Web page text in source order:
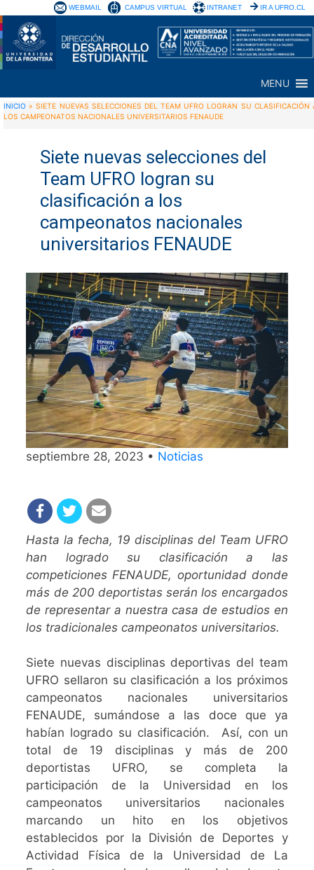
WEBMAIL CAMPUS VIRTUAL INTRANET IR A UFRO.CL
MENU
INICIO »SIETE NUEVAS SELECCIONES DEL TEAM UFRO LOGRAN SU CLASIFICACIÓN
LOS CAMPEONATOS NACIONALES UNIVERSITARIOS FENAUDE
Siete nuevas selecciones del
Team UFRO logran su
clasificación a los
campeonatos nacionales
universitarios FENAUDE
septiembre 28, 2023 • Noticias
Hasta la fecha, 19 disciplinas del Team UFRO
han logrado su clasificación a las
competiciones FENAUDE, oportunidad donde
más de 200 deportistas serán los encargados
de representar a nuestra casa de estudios en
los tradicionales campeonatos universitarios.
Siete nuevas disciplinas deportivas del team
UFRO sellaron su clasificación a los próximos
campeonatos nacionales universitarios
FENAUDE, sumándose a las doce que ya
habían logrado su clasificación. Así, con un
total de 19 disciplinas y más de 200
deportistas UFRO, se completa la
participación de la Universidad en los
campeonatos universitarios nacionales
marcando un hito en los objetivos
establecidos por la División de Deportes y
Actividad Física de la Universidad de La